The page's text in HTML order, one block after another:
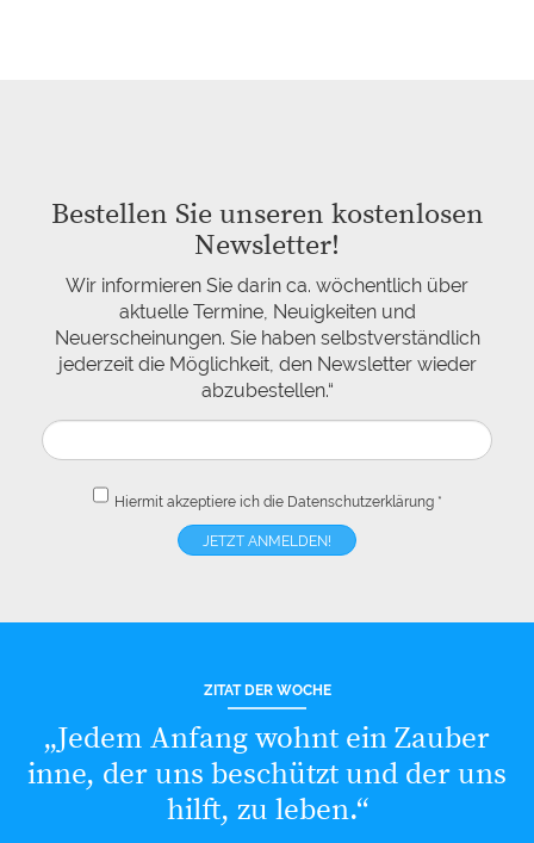
Bestellen Sie unseren kostenlosen
Newsletter!
Wir informieren Sie darin ca. wöchentlich über
aktuelle Termine, Neuigkeiten und
Neuerscheinungen. Sie haben selbstverständlich
jederzeit die Möglichkeit, den Newsletter wieder
abzubestellen.“
Hiermit akzeptiere ich die Datenschutzerklärung*
ZITAT DER WOCHE
„Jedem Anfang wohnt ein Zauber
inne, der uns beschützt und der uns
hilft, zu leben.“